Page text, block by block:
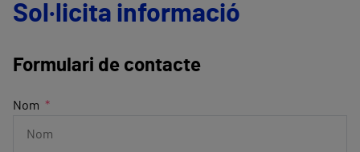
Sol·licita informació
Formulari de contacte
Nom